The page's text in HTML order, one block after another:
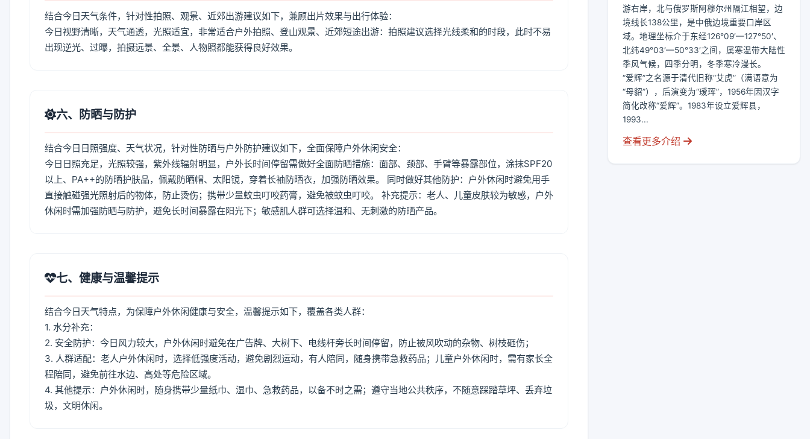
结合今日天气条件，针对性拍照、观景、近郊出游建议如下，兼顾出片效果与出行体验：
今日视野清晰，天气通透，光照适宜，非常适合户外拍照、登山观景、近郊短途出游：拍照建议选择光线柔和的时段，此时不易
出现逆光、过曝，拍摄远景、全景、人物照都能获得良好效果。
六、防晒与防护
结合今日日照强度、天气状况，针对性防晒与户外防护建议如下，全面保障户外休闲安全：
今日日照充足，光照较强，紫外线辐射明显，户外长时间停留需做好全面防晒措施：面部、颈部、手臂等暴露部位，涂抹SPF20
以上、PA++的防晒护肤品，佩戴防晒帽、太阳镜，穿着长袖防晒衣，加强防晒效果。 同时做好其他防护：户外休闲时避免用手
直接触碰强光照射后的物体，防止烫伤；携带少量蚊虫叮咬药膏，避免被蚊虫叮咬。 补充提示：老人、儿童皮肤较为敏感，户外
休闲时需加强防晒与防护，避免长时间暴露在阳光下；敏感肌人群可选择温和、无刺激的防晒产品。
七、健康与温馨提示
结合今日天气特点，为保障户外休闲健康与安全，温馨提示如下，覆盖各类人群：
1. 水分补充：
2. 安全防护：今日风力较大，户外休闲时避免在广告牌、大树下、电线杆旁长时间停留，防止被风吹动的杂物、树枝砸伤；
3. 人群适配：老人户外休闲时，选择低强度活动，避免剧烈运动，有人陪同，随身携带急救药品；儿童户外休闲时，需有家长全
程陪同，避免前往水边、高处等危险区域。
4. 其他提示：户外休闲时，随身携带少量纸巾、湿巾、急救药品，以备不时之需；遵守当地公共秩序，不随意踩踏草坪、丢弃垃
圾，文明休闲。
游右岸，北与俄罗斯阿穆尔州隔江相望，边
境线长138公里，是中俄边境重要口岸区
域。地理坐标介于东经126°09′—127°50′、
北纬49°03′—50°33′之间，属寒温带大陆性
季风气候，四季分明，冬季寒冷漫长。
“爱辉”之名源于清代旧称“艾虎”（满语意为
“母貂”），后演变为“瑷珲”，1956年因汉字
简化改称“爱辉”。1983年设立爱辉县，
1993...
查看更多介绍